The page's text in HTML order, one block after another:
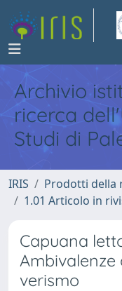
Archivio
ricerca
Studi di
IRIS Prodotti della
1.01 Articolo in
Capuana
Ambivalenze
verismo